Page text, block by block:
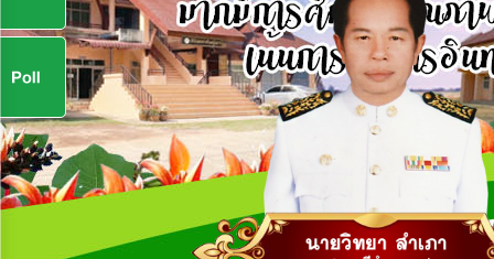
การ
ปฏิสัมพันธ์
ข้อมูล
รับ
ฟัง
ความ
คิด
เห็น